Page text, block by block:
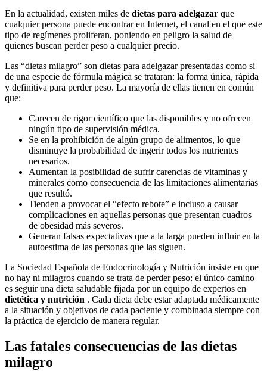
En la actualidad, existen miles de dietas para adelgazar que
cualquier persona puede encontrar en Internet, el canal en el que este
tipo de regímenes proliferan, poniendo en peligro la salud de
quienes buscan perder peso a cualquier precio.
Las “dietas milagro” son dietas para adelgazar presentadas como si
de una especie de fórmula mágica se trataran: la forma única, rápida
y definitiva para perder peso. La mayoría de ellas tienen en común
que:
Carecen de rigor científico que las disponibles y no ofrecen
ningún tipo de supervisión médica.
Se en la prohibición de algún grupo de alimentos, lo que
disminuye la probabilidad de ingerir todos los nutrientes
necesarios.
Aumentan la posibilidad de sufrir carencias de vitaminas y
minerales como consecuencia de las limitaciones alimentarias
que resultó.
Tienden a provocar el “efecto rebote” e incluso a causar
complicaciones en aquellas personas que presentan cuadros
de obesidad más severos.
Generan falsas expectativas que a la larga pueden influir en la
autoestima de las personas que las siguen.
La Sociedad Española de Endocrinología y Nutrición insiste en que
no hay ni milagros cuando se trata de perder peso: el único camino
es seguir una dieta saludable fijada por un equipo de expertos en
dietética y nutrición . Cada dieta debe estar adaptada médicamente
a la situación y objetivos de cada paciente y combinada siempre con
la práctica de ejercicio de manera regular.
Las fatales consecuencias de las dietas
milagro